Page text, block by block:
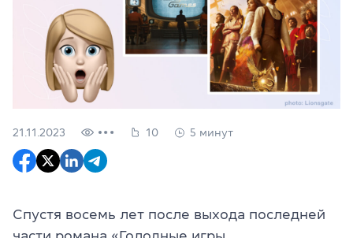
21.11.2023 10 5 минут
Спустя восемь лет после выхода последней